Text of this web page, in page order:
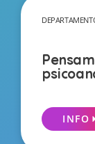
INFO